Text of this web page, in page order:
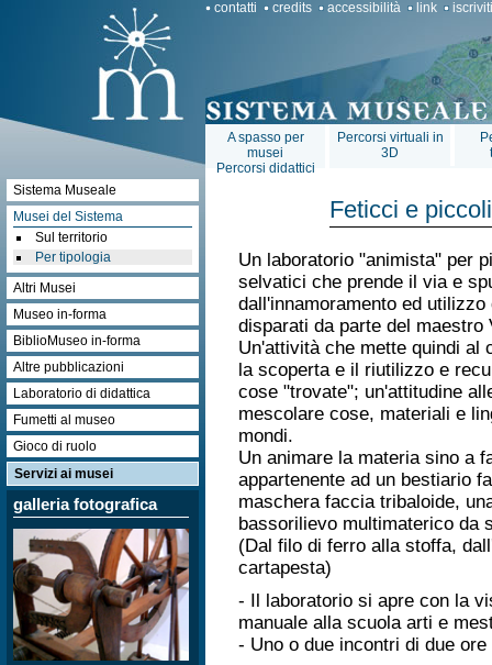
contatti credits accessibilità link
A spasso per
musei
Percorsi didattici
Percorsi virtuali in
3D
Feticci e
Un laboratorio "animista" per
selvatici che prende il via e
dall'innamoramento ed utilizzo
disparati da parte del maestro
Un'attività che mette quindi al
la scoperta e il riutilizzo e
cose "trovate"; un'attitudine
mescolare cose, materiali e
mondi.
Un animare la materia sino a
appartenente ad un bestiario
maschera faccia tribaloide,
bassorilievo multimaterico da
(Dal filo di ferro alla stoffa,
cartapesta)
- Il laboratorio si apre con la
manuale alla scuola arti e
- Uno o due incontri di due
Sistema Museale
Musei del Sistema
Sul territorio
Per tipologia
Altri Musei
Museo in-forma
BiblioMuseo in-forma
Altre pubblicazioni
Laboratorio di didattica
Fumetti al museo
Gioco di ruolo
Servizi ai musei
galleria fotografica